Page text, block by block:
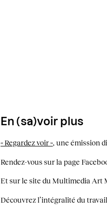
En (sa)voir plus
« Regardez voir », une émission
Rendez-vous sur la page
Et sur le site du Multimedia Art
Découvrez l’intégralité du